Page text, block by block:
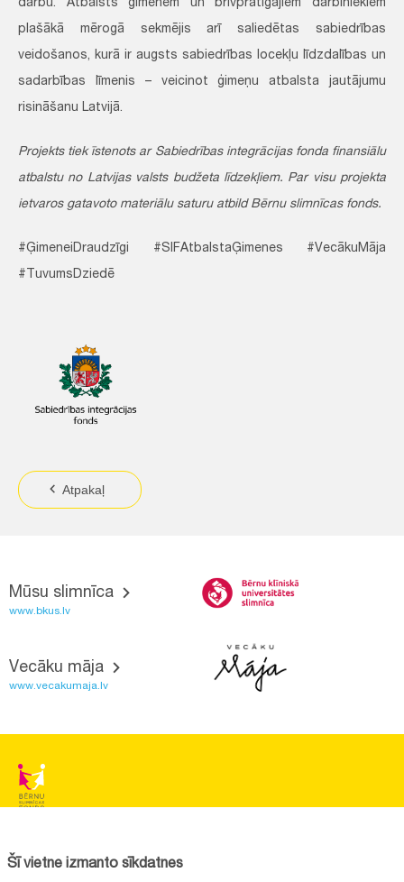
darbu. Atbalsts ģimenēm un brīvprātīgajiem darbiniekiem
plašākā mērogā sekmējis arī saliedētas sabiedrības
veidošanos, kurā ir augsts sabiedrības locekļu līdzdalības un
sadarbības līmenis – veicinot ģimeņu atbalsta jautājumu
risināšanu Latvijā.
Projekts tiek īstenots ar Sabiedrības integrācijas fonda finansiālu
atbalstu no Latvijas valsts budžeta līdzekļiem. Par visu projekta
ietvaros gatavoto materiālu saturu atbild Bērnu slimnīcas fonds.
#ĢimeneiDraudzīgi #SIFAtbalstaĢimenes #VecākuMāja
#TuvumsDziedē
Atpakaļ
Mūsu slimnīca
www.bkus.lv
Vecāku māja
www.vecakumaja.lv
Reģistrācijas nr.:40008057120
Šī vietne izmanto sīkdatnes